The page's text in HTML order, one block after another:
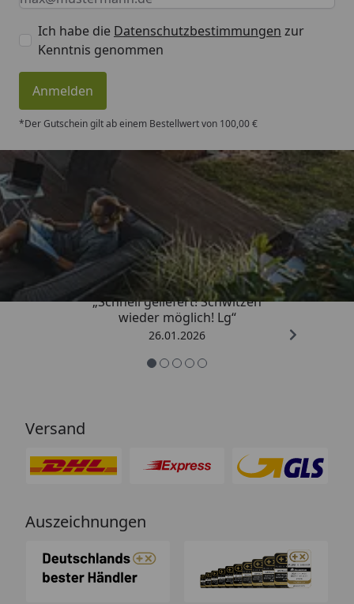
Ich habe die Datenschutzbestimmungen zur
Kenntnis genommen
Anmelden
*Der Gutschein gilt ab einem Bestellwert von 100,00 €
Trusted Shops
„Schnell geliefert! Schwitzen
wieder möglich! Lg“
26.01.2026
Versand
Auszeichnungen